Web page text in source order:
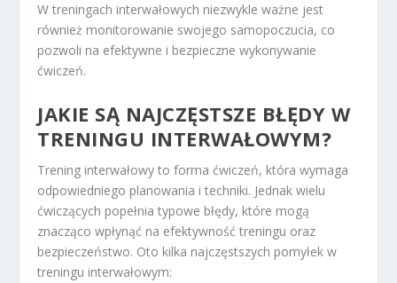
W treningach interwałowych niezwykle ważne jest
również monitorowanie swojego samopoczucia, co
pozwoli na efektywne i bezpieczne wykonywanie
ćwiczeń.
JAKIE SĄ NAJCZĘSTSZE BŁĘDY W
TRENINGU INTERWAŁOWYM?
Trening interwałowy to forma ćwiczeń, która wymaga
odpowiedniego planowania i techniki. Jednak wielu
ćwiczących popełnia typowe błędy, które mogą
znacząco wpłynąć na efektywność treningu oraz
bezpieczeństwo. Oto kilka najczęstszych pomyłek w
treningu interwałowym: